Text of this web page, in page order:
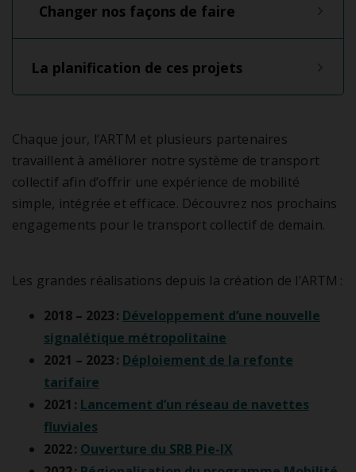
Changer nos façons de faire
La planification de ces projets
Chaque jour, l’ARTM et plusieurs partenaires
travaillent à améliorer notre système de transport
collectif afin d’offrir une expérience de mobilité
simple, intégrée et efficace. Découvrez nos prochains
engagements pour le transport collectif de demain.
Les grandes réalisations depuis la création de l’ARTM :
2018 – 2023 : Développement d’une nouvelle
signalétique métropolitaine
2021 – 2023 : Déploiement de la refonte
tarifaire
2021 : Lancement d’un réseau de navettes
fluviales
2022 : Ouverture du SRB Pie-IX